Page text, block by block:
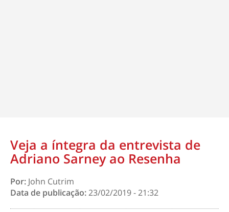
Veja a íntegra da entrevista de
Adriano Sarney ao Resenha
Por: John Cutrim
Data de publicação:23/02/2019 - 21:32